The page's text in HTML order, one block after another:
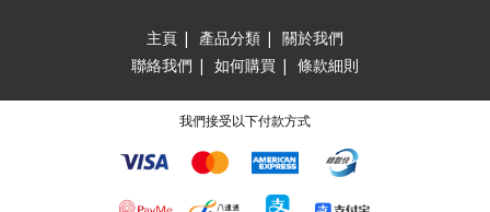
主頁 | 產品分類 | 關於我們
聯絡我們 | 如何購買 | 條款細則
我們接受以下付款方式